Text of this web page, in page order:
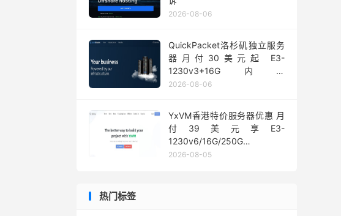
2026-08-06
QuickPacket洛杉矶独立服务
器月付30美元起 E3-
1230v3+16G内存
1Gbps@50TB大流量
2026-08-06
YxVM香港特价服务器优惠 月
付39美元享E3-
1230v6/16G/250G
SSD/10TB流量
2026-08-05
热门标签